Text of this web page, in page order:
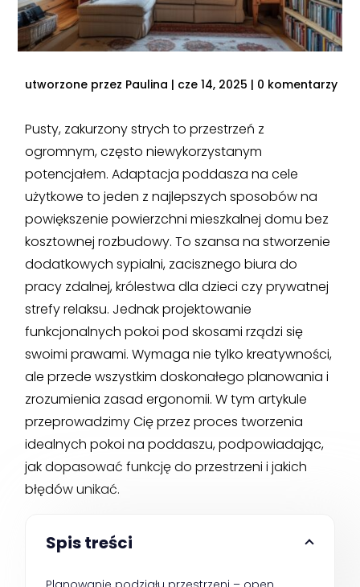
utworzone przez Paulina | cze 14, 2025 | 0 komentarzy
Pusty, zakurzony strych to przestrzeń z
ogromnym, często niewykorzystanym
potencjałem. Adaptacja poddasza na cele
użytkowe to jeden z najlepszych sposobów na
powiększenie powierzchni mieszkalnej domu bez
kosztownej rozbudowy. To szansa na stworzenie
dodatkowych sypialni, zacisznego biura do
pracy zdalnej, królestwa dla dzieci czy prywatnej
strefy relaksu. Jednak projektowanie
funkcjonalnych pokoi pod skosami rządzi się
swoimi prawami. Wymaga nie tylko kreatywności,
ale przede wszystkim doskonałego planowania i
zrozumienia zasad ergonomii. W tym artykule
przeprowadzimy Cię przez proces tworzenia
idealnych pokoi na poddaszu, podpowiadając,
jak dopasować funkcję do przestrzeni i jakich
błędów unikać.
Spis treści